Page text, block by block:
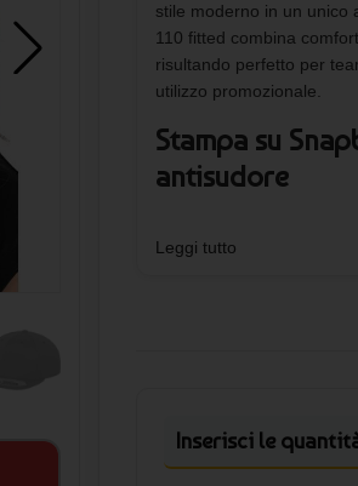
stile moderno in un unico
110 fitted combina
risultando perfetto per
utilizzo promozionale.
Stampa su
antisudore
personalizzato con
Comfort
Leggi tutto
Inserisci le